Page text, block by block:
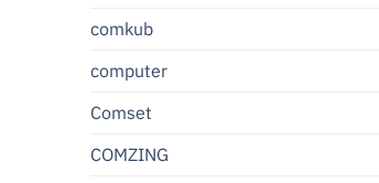
comkub
computer
Comset
COMZING